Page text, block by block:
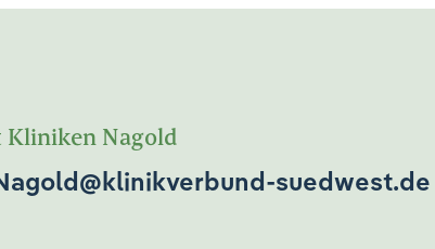
Kliniken Nagold
suedwest.de